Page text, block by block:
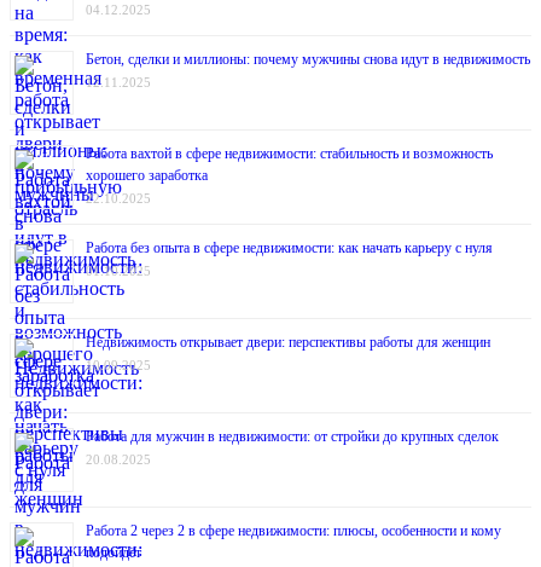
04.12.2025
Бетон, сделки и миллионы: почему мужчины снова идут в недвижимость
12.11.2025
Работа вахтой в сфере недвижимости: стабильность и возможность
хорошего заработка
22.10.2025
Работа без опыта в сфере недвижимости: как начать карьеру с нуля
01.10.2025
Недвижимость открывает двери: перспективы работы для женщин
10.09.2025
Работа для мужчин в недвижимости: от стройки до крупных сделок
20.08.2025
Работа 2 через 2 в сфере недвижимости: плюсы, особенности и кому
подойдёт